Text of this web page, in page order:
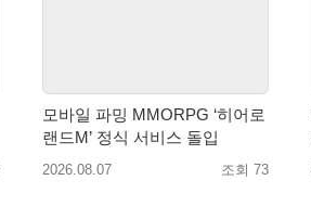
모바일 파밍 MMORPG ‘히어로
랜드M’ 정식 서비스 돌입
2026.08.07 조회 73